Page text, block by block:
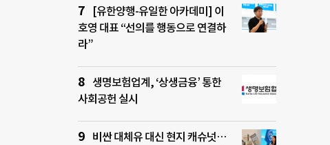
[유한양행-유일한 아카데미] 이
호영 대표 “선의를 행동으로 연결하
라”
생명보험업계, ‘상생금융’ 통한
사회공헌 실시
비싼 대체유 대신 현지 캐슈넛…